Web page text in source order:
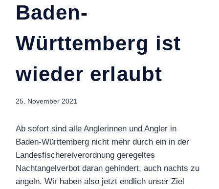
Baden-
Württemberg ist
wieder erlaubt
25. November 2021
Ab sofort sind alle Anglerinnen und Angler in
Baden-Württemberg nicht mehr durch ein in der
Landesfischereiverordnung geregeltes
Nachtangelverbot daran gehindert, auch nachts zu
angeln. Wir haben also jetzt endlich unser Ziel